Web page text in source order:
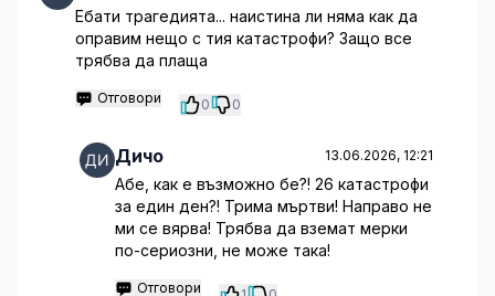
Ебати трагедията... наистина ли няма как да
оправим нещо с тия катастрофи? Защо все
трябва да плаща
Отговори 0 0
Дичо 13.06.2026, 12:21
Абе, как е възможно бе?! 26 катастрофи
за един ден?! Трима мъртви! Направо не
ми се вярва! Трябва да вземат мерки
по-сериозни, не може така!
Отговори